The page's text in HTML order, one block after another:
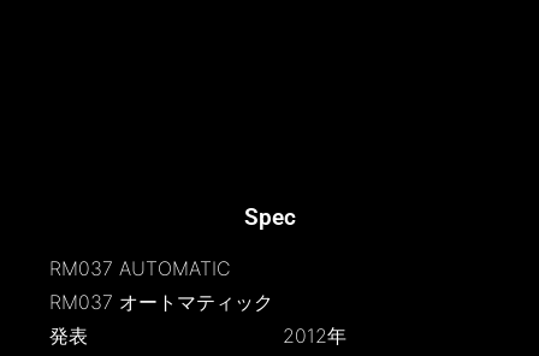
Spec
RM037 AUTOMATIC
RM037 オートマティック
発表
2012年